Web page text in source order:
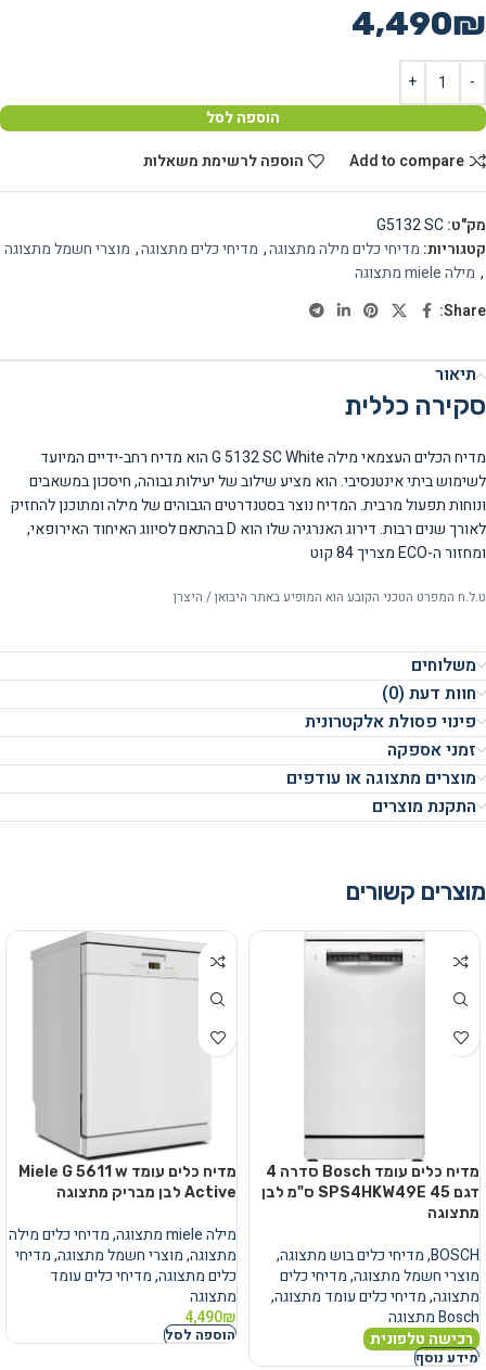
4,490₪
הוספה לסל
Add to compare
הוספה לרשימת משאלות
מק"ט:G5132 SC
קטגוריות: מדיחי כלים מילה מתצוגה, מדיחי כלים מתצוגה, מוצרי חשמל מתצוגה
, מילה miele מתצוגה
Share:
תיאור
סקירה כללית
מדיח הכלים העצמאי מילה G 5132 SC White הוא מדיח רחב-ידיים המיועד
לשימוש ביתי אינטנסיבי. הוא מציע שילוב של יעילות גבוהה, חיסכון במשאבים
ונוחות תפעול מרבית. המדיח נוצר בסטנדרטים הגבוהים של מילה ומתוכנן להחזיק
לאורך שנים רבות. דירוג האנרגיה שלו הוא D בהתאם לסיווג האיחוד האירופאי,
ומחזור ה-ECO מצריך 84 קוט
ט.ל.ח המפרט הטכני הקובע הוא המופיע באתר היבואן / היצרן
משלוחים
חוות דעת (0)
פינוי פסולת אלקטרונית
זמני אספקה
מוצרים מתצוגה או עודפים
התקנת מוצרים
מוצרים קשורים
מדיח כלים עומד Bosch סדרה 4
דגם SPS4HKW49E 45 ס"מ לבן
מתצוגה
BOSCH
,מדיחי כלים בוש מתצוגה,
מוצרי חשמל מתצוגה,מדיחי כלים
מתצוגה,מדיחי כלים עומד מתצוגה,
Bosch מתצוגה
רכישה טלפונית
מידע נוסף
מדיח כלים עומד Miele G 5611 w
Active לבן מבריק מתצוגה
מילה miele מתצוגה ,מדיחי כלים מילה
מתצוגה,מוצרי חשמל מתצוגה,מדיחי
כלים מתצוגה,מדיחי כלים עומד
מתצוגה
4,490₪
הוספה לסל